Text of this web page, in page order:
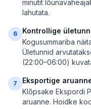
minutit
lahutata.
6
Kontrollige
Kogusummariba
Ületunnid
(22:00–06:00)
7
Eksportige
Klõpsake Ekspordi
aruanne. Hoidke